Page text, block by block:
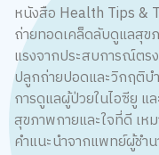
หนังสือ Health Tips &
ถ่ายทอดเคล็ดลับดูแลสุข
แรงจากประสบการณ์ตร
ปลูกถ่ายปอดและวิกฤติบ
การดูแลผู้ป่วยในไอซียู
สุขภาพกายและใจที่ดี เห
คำแนะนำจากแพทย์ผู้ชำ